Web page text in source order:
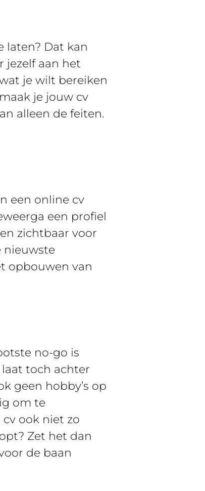
laten? Dat kan
jezelf aan het
je wilt bereiken
je jouw cv
alleen de feiten.
een online cv
een profiel
zichtbaar voor
nieuwste
opbouwen van
no-go is
toch achter
geen hobby’s op
om te
ook niet zo
Zet het dan
de baan